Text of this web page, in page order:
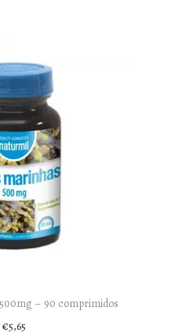
– 90 comprimidos
€5,65